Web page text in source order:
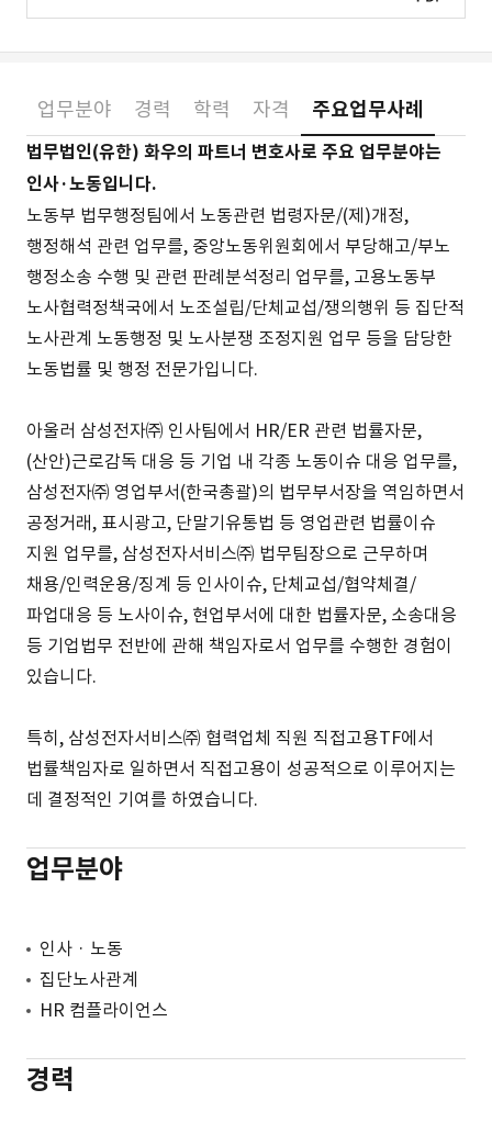
법무법인(유한) 화우의 파트너 변호사로 주요 업무분야는
인사·노동입니다.
노동부 법무행정팀에서 노동관련 법령자문/(제)개정,
행정해석 관련 업무를, 중앙노동위원회에서 부당해고/부노
행정소송 수행 및 관련 판례분석정리 업무를, 고용노동부
노사협력정책국에서 노조설립/단체교섭/쟁의행위 등 집단적
노사관계 노동행정 및 노사분쟁 조정지원 업무 등을 담당한
노동법률 및 행정 전문가입니다.
아울러 삼성전자㈜ 인사팀에서 HR/ER 관련 법률자문,
(산안)근로감독 대응 등 기업 내 각종 노동이슈 대응 업무를,
삼성전자㈜ 영업부서(한국총괄)의 법무부서장을 역임하면서
공정거래, 표시광고, 단말기유통법 등 영업관련 법률이슈
지원 업무를, 삼성전자서비스㈜ 법무팀장으로 근무하며
채용/인력운용/징계 등 인사이슈, 단체교섭/협약체결/
파업대응 등 노사이슈, 현업부서에 대한 법률자문, 소송대응
등 기업법무 전반에 관해 책임자로서 업무를 수행한 경험이
있습니다.
특히, 삼성전자서비스㈜ 협력업체 직원 직접고용TF에서
법률책임자로 일하면서 직접고용이 성공적으로 이루어지는
데 결정적인 기여를 하였습니다.
업무분야
인사 · 노동
집단노사관계
HR 컴플라이언스
경력
업무분야 경력 학력 자격 주요업무사례